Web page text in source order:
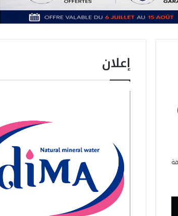
إعلان